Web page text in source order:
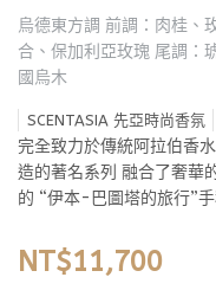
烏德東方調 前調：肉桂、
合、保加利亞玫瑰 尾調：
國烏木
SCENTASIA 先亞時尚香氛
完全致力於傳統阿拉伯香
造的著名系列 融合了奢華
的 “伊本-巴圖塔的旅行”
NT$11,700